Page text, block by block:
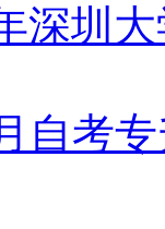
深圳
自考